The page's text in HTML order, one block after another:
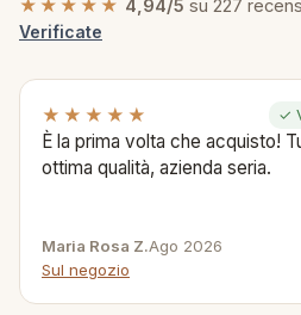
★★★★★ 4,94/5 su 227
Verificate
★★★★★ ✓
È la prima volta che acquisto!
ottima qualità, azienda seria.
Maria Rosa Z.Ago 2026
Sul negozio